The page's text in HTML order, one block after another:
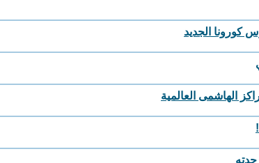
كورونا الجديد
الهاشمى العالمية